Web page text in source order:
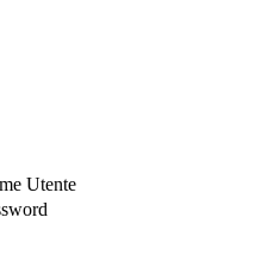
Utente